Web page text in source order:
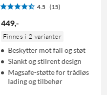
4.5 (15)
449,-
Finnes i 2 varianter
Beskytter mot fall og støt
Slankt og stilrent design
Magsafe-støtte for trådløs
lading og tilbehør